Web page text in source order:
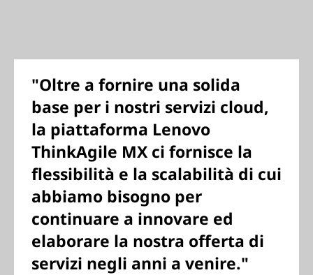
"Oltre a fornire una solida
base per i nostri servizi cloud,
la piattaforma Lenovo
ThinkAgile MX ci fornisce la
flessibilità e la scalabilità di cui
abbiamo bisogno per
continuare a innovare ed
elaborare la nostra offerta di
servizi negli anni a venire."